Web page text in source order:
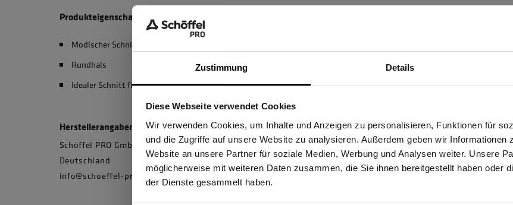
Zustimmung Details
Diese Webseite verwendet Cookies
Wir verwenden Cookies, um Inhalte und Anzeigen zu personalisieren, Funktionen für
und die Zugriffe auf unsere Website zu analysieren. Außerdem geben wir Informationen
Website an unsere Partner für soziale Medien, Werbung und Analysen weiter. Unsere
möglicherweise mit weiteren Daten zusammen, die Sie ihnen bereitgestellt haben oder
der Dienste gesammelt haben.
Produkteigenschaften
Modischer Schnitt
Rundhals
Idealer Schnitt für perfekte Passform
Herstellerangaben
Schöffel PRO GmbH, Albert-Einstein-Strasse 1, 86830 Schwabmünchen,
Deutschland
info@schoeffel-pro.com
Sind Sie Gewerbetreibender?
Ich bestätige, dass ich Gewerbetreibender bin. Alle Preise werden netto
GEWERBETREIBENDER